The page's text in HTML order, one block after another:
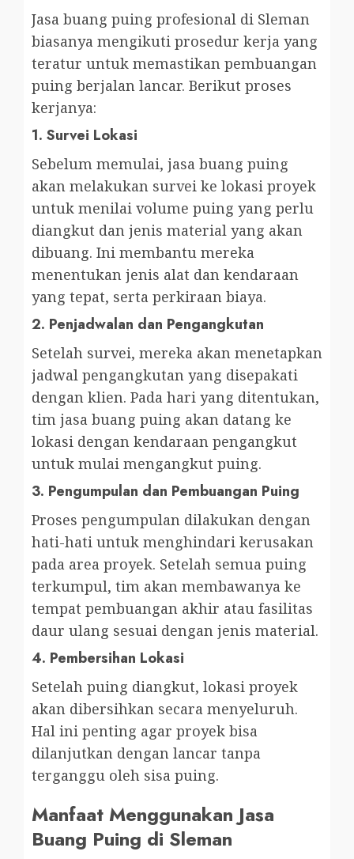
Jasa buang puing profesional di Sleman
biasanya mengikuti prosedur kerja yang
teratur untuk memastikan pembuangan
puing berjalan lancar. Berikut proses
kerjanya:
1. Survei Lokasi
Sebelum memulai, jasa buang puing
akan melakukan survei ke lokasi proyek
untuk menilai volume puing yang perlu
diangkut dan jenis material yang akan
dibuang. Ini membantu mereka
menentukan jenis alat dan kendaraan
yang tepat, serta perkiraan biaya.
2. Penjadwalan dan Pengangkutan
Setelah survei, mereka akan menetapkan
jadwal pengangkutan yang disepakati
dengan klien. Pada hari yang ditentukan,
tim jasa buang puing akan datang ke
lokasi dengan kendaraan pengangkut
untuk mulai mengangkut puing.
3. Pengumpulan dan Pembuangan Puing
Proses pengumpulan dilakukan dengan
hati-hati untuk menghindari kerusakan
pada area proyek. Setelah semua puing
terkumpul, tim akan membawanya ke
tempat pembuangan akhir atau fasilitas
daur ulang sesuai dengan jenis material.
4. Pembersihan Lokasi
Setelah puing diangkut, lokasi proyek
akan dibersihkan secara menyeluruh.
Hal ini penting agar proyek bisa
dilanjutkan dengan lancar tanpa
terganggu oleh sisa puing.
Manfaat Menggunakan Jasa
Buang Puing di Sleman